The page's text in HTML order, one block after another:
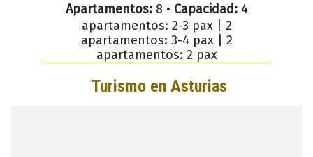
Apartamentos:8 • Capacidad:4
apartamentos: 2-3 pax | 2
apartamentos: 3-4 pax | 2
apartamentos: 2 pax